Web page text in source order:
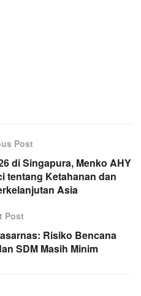
Post
di Singapura, Menko AHY
tentang Ketahanan dan
Asia
Post
Risiko Bencana
SDM Masih Minim